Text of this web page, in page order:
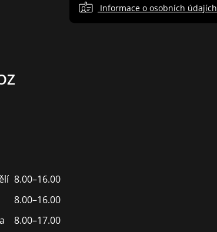
Informace o osobních údajích
8.00–16.00
8.00–16.00
8.00–17.00